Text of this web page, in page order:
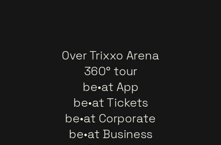
Over Trixxo Arena
360° tour
be•at App
be•at Tickets
be•at Corporate
be•at Business